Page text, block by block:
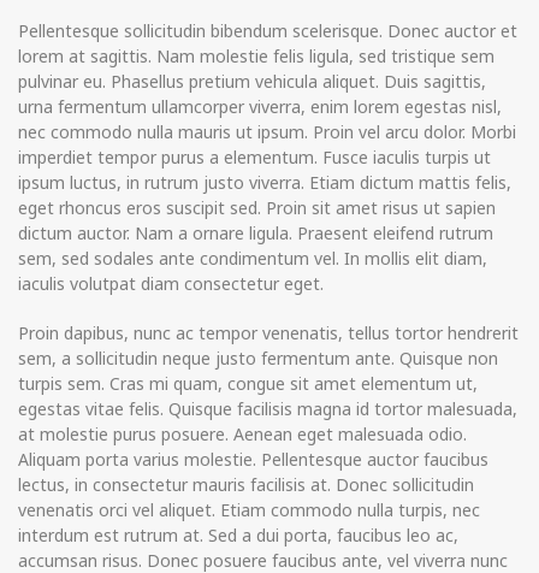
Pellentesque sollicitudin bibendum scelerisque. Donec auctor et
lorem at sagittis. Nam molestie felis ligula, sed tristique sem
pulvinar eu. Phasellus pretium vehicula aliquet. Duis sagittis,
urna fermentum ullamcorper viverra, enim lorem egestas nisl,
nec commodo nulla mauris ut ipsum. Proin vel arcu dolor. Morbi
imperdiet tempor purus a elementum. Fusce iaculis turpis ut
ipsum luctus, in rutrum justo viverra. Etiam dictum mattis felis,
eget rhoncus eros suscipit sed. Proin sit amet risus ut sapien
dictum auctor. Nam a ornare ligula. Praesent eleifend rutrum
sem, sed sodales ante condimentum vel. In mollis elit diam,
iaculis volutpat diam consectetur eget.
Proin dapibus, nunc ac tempor venenatis, tellus tortor hendrerit
sem, a sollicitudin neque justo fermentum ante. Quisque non
turpis sem. Cras mi quam, congue sit amet elementum ut,
egestas vitae felis. Quisque facilisis magna id tortor malesuada,
at molestie purus posuere. Aenean eget malesuada odio.
Aliquam porta varius molestie. Pellentesque auctor faucibus
lectus, in consectetur mauris facilisis at. Donec sollicitudin
venenatis orci vel aliquet. Etiam commodo nulla turpis, nec
interdum est rutrum at. Sed a dui porta, faucibus leo ac,
accumsan risus. Donec posuere faucibus ante, vel viverra nunc